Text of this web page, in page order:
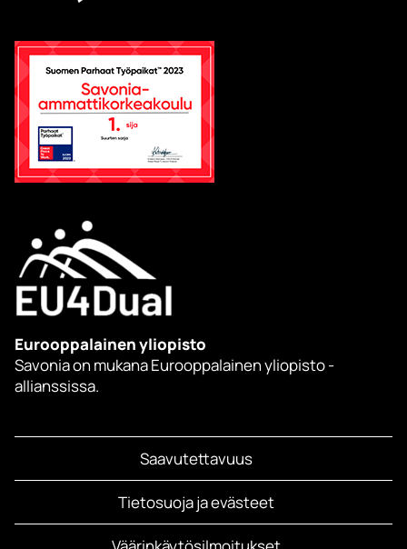
Eurooppalainen yliopisto
Savonia on mukana Eurooppalainen yliopisto -
allianssissa.
Saavutettavuus
Tietosuoja ja evästeet